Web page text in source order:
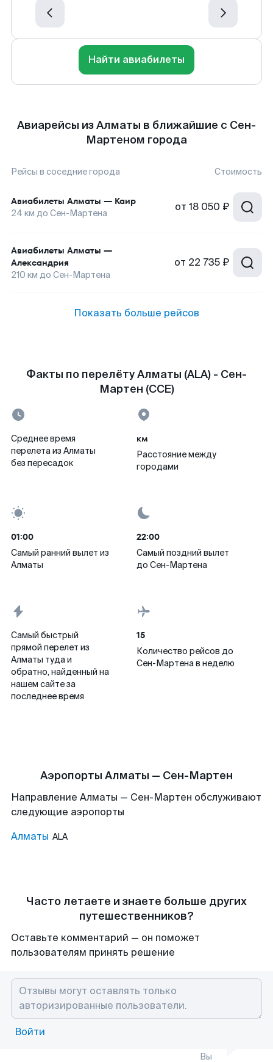
Найти авиабилеты
Авиарейсы из Алматы в ближайшие с Сен-
Мартеном города
Рейсы в соседние города Стоимость
Авиабилеты Алматы — Каир
24 км до Сен-Мартена от 18 050 ₽
Авиабилеты Алматы —
Александрия
210 км до Сен-Мартена
от 22 735 ₽
Показать больше рейсов
Факты по перелёту Алматы (ALA) - Сен-
Мартен (CCE)
Среднее время
перелета из Алматы
без пересадок
км
Расстояние между
городами
01:00
Самый ранний вылет из
Алматы
22:00
Самый поздний вылет
до Сен-Мартена
Самый быстрый
прямой перелет из
Алматы туда и
обратно, найденный на
нашем сайте за
последнее время
15
Количество рейсов до
Сен-Мартена в неделю
Аэропорты Алматы — Сен-Мартен
Направление Алматы — Сен-Мартен обслуживают
следующие аэропорты
Алматы ALA
Часто летаете и знаете больше других
путешественников?
Оставьте комментарий — он поможет
пользователям принять решение
Войти
Вы